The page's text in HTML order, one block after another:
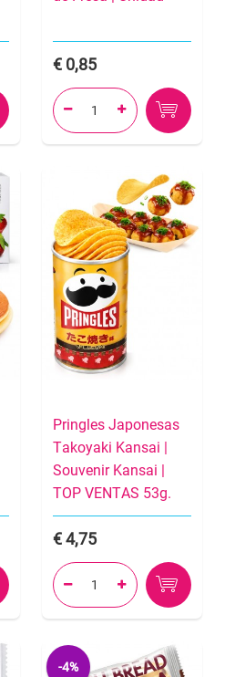
0,85
 
Pringles Japonesas
Takoyaki Kansai |
Souvenir Kansai |
TOP VENTAS 53g.
4,75
 
-4%